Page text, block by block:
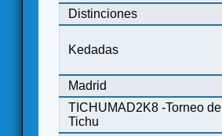
Distinciones
Kedadas
Madrid
TICHUMAD2K8 -Torneo de
Tichu